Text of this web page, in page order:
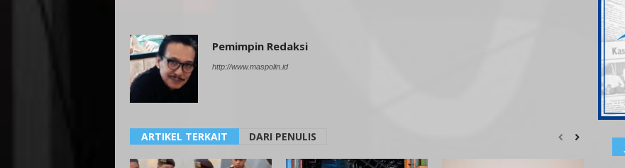
Pemimpin Redaksi
http://www.maspolin.id
ARTIKEL TERKAIT DARI PENULIS